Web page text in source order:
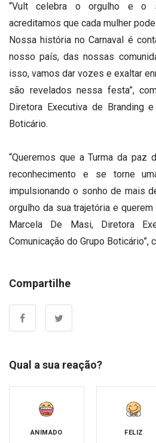
“Vult celebra o orgulho e o
acreditamos que cada mulher
Nossa história no Carnaval é
nosso país, das nossas
isso, vamos dar vozes e exaltar
são revelados nessa festa”,
Diretora Executiva de Branding
Boticário.
“Queremos que a Turma da paz
reconhecimento e se torne
impulsionando o sonho de mais
orgulho da sua trajetória e
Marcela De Masi, Diretora
Comunicação do Grupo Boticário”,
Compartilhe
Qual a sua reação?
ANIMADO FELIZ